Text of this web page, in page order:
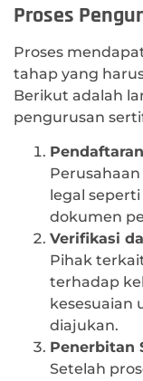
Proses
Proses
tahap yang
Berikut adalah
pengurusan
legal
dokumen
Verifikasi
Pihak
terhadap
kesesuaian
diajukan.
Penerbitan
Setelah